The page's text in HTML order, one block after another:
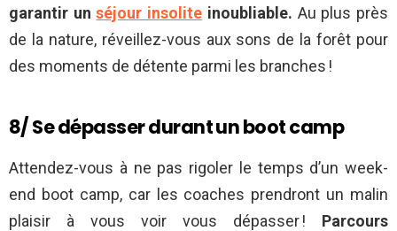
garantir unséjour insolite inoubliable. Au plus près
de la nature, réveillez-vous aux sons de la forêt pour
des moments de détente parmi les branches !
8/ Se dépasser durant un boot camp
Attendez-vous à ne pas rigoler le temps d’un week-
end boot camp, car les coaches prendront un malin
plaisir à vous voir vous dépasser ! Parcours